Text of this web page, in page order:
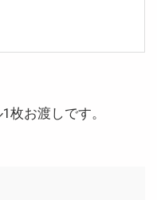
枚お渡しです。